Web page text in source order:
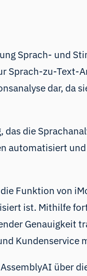
Sprach- und
Sprach-zu-Text-
dar, da
die
automatisiert
Funktion von
ist. Mithilfe
Genauigkeit
Kundenservice
über